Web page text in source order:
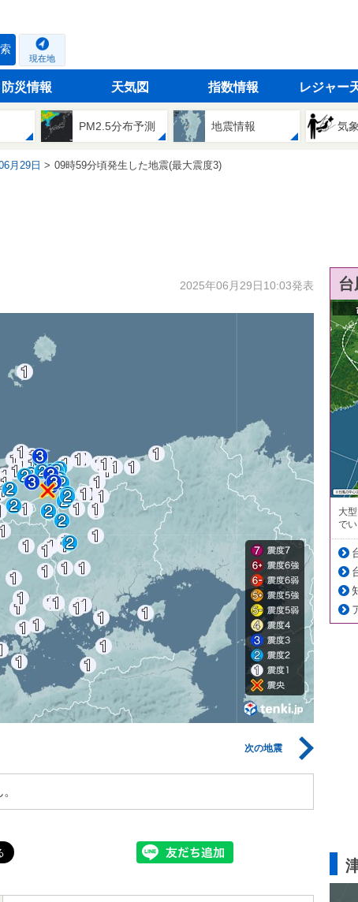
現在地
防災情報 天気図 指数情報 レジャー
PM2.5分布予測 地震情報 気
月29日 09時59分頃発生した地震(最大震度3)
2025年06月29日10:03発表
次の地震
大
で